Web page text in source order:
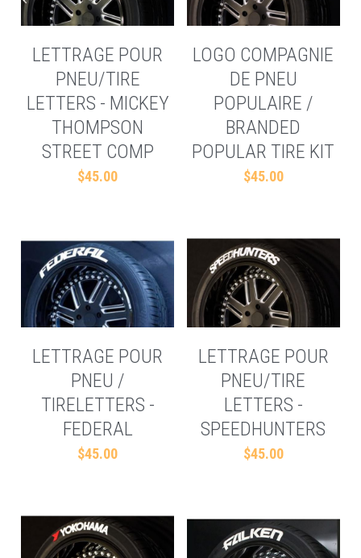
LETTRAGE POUR
PNEU/TIRE
LETTERS - MICKEY
THOMPSON
STREET COMP
$45.00
LOGO COMPAGNIE
DE PNEU
POPULAIRE /
BRANDED
POPULAR TIRE KIT
$45.00
LETTRAGE POUR
PNEU /
TIRELETTERS -
FEDERAL
$45.00
LETTRAGE POUR
PNEU/TIRE
LETTERS -
SPEEDHUNTERS
$45.00